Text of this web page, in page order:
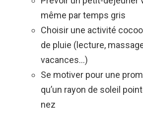
même par temps gris
Choisir une activité
de pluie (lecture,
vacances…)
Se motiver pour une
qu’un rayon de soleil
nez